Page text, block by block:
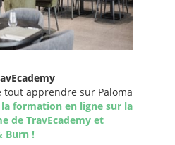
apprendre sur Paloma
formation en ligne sur la
de TravEcademy et
Burn !